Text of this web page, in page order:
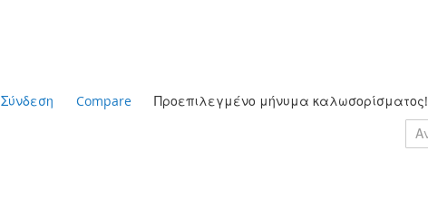
Σύνδεση Compare Προεπιλεγμένο μήνυμα καλωσορίσματος!